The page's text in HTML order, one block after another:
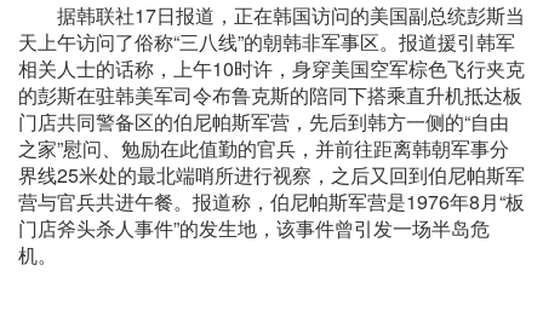
据韩联社17日报道，正在韩国访问的美国副总统彭斯当
天上午访问了俗称“三八线”的朝韩非军事区。报道援引韩军
相关人士的话称，上午10时许，身穿美国空军棕色飞行夹克
的彭斯在驻韩美军司令布鲁克斯的陪同下搭乘直升机抵达板
门店共同警备区的伯尼帕斯军营，先后到韩方一侧的“自由
之家”慰问、勉励在此值勤的官兵，并前往距离韩朝军事分
界线25米处的最北端哨所进行视察，之后又回到伯尼帕斯军
营与官兵共进午餐。报道称，伯尼帕斯军营是1976年8月“板
门店斧头杀人事件”的发生地，该事件曾引发一场半岛危
机。